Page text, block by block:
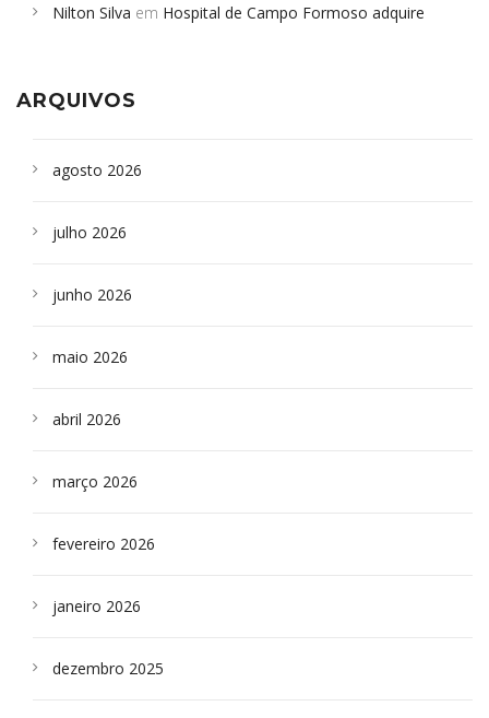
Campoformosenses que morreram em desabamentos são
Nilton Silva em Hospital de Campo Formoso adquire
ARQUIVOS
agosto 2026
julho 2026
junho 2026
maio 2026
abril 2026
março 2026
fevereiro 2026
janeiro 2026
dezembro 2025